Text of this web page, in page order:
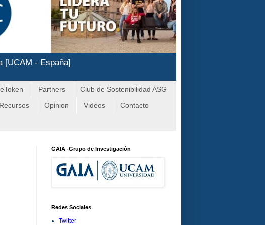
[UCAM - España]
Partners Club de Sostenibilidad ASG
Recursos Opinion Videos Contacto
GAIA -Grupo de Investigación
Redes Sociales
Twitter